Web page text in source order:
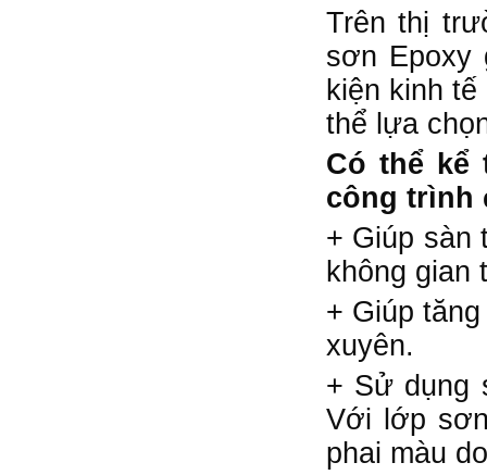
Trên thị
sơn Epoxy
kiện kinh
thể lựa
Có thể kể
công trình
+ Giúp sàn
không
+ Giúp
xuyên.
+ Sử dụng
Với lớp
phai màu